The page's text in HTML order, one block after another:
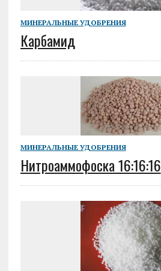
МИНЕРАЛЬНЫЕ УДОБРЕНИЯ
Карбамид
МИНЕРАЛЬНЫЕ УДОБРЕНИЯ
Нитроаммофоска 16:16:16